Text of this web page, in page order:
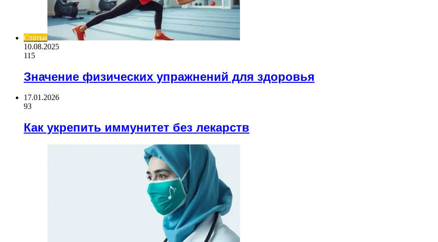
Статьи
10.08.2025
115
Значение физических упражнений для здоровья
17.01.2026
93
Как укрепить иммунитет без лекарств